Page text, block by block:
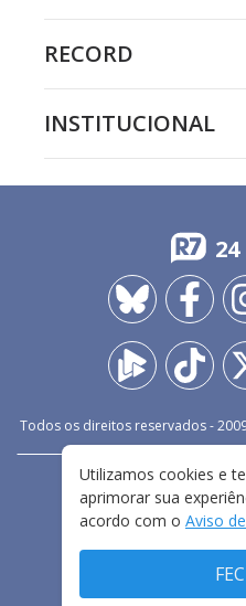
RECORD
INSTITUCIONAL
24
Todos os direitos reservados -
FALE
TERMOS E
Utilizamos cookies e
aprimorar sua
acordo com o Aviso